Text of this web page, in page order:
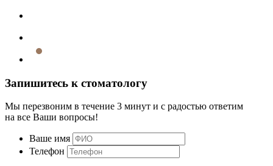
Запишитесь к стоматологу
Мы перезвоним в течение 3 минут и с радостью ответим
на все Ваши вопросы!
Ваше имя
Телефон